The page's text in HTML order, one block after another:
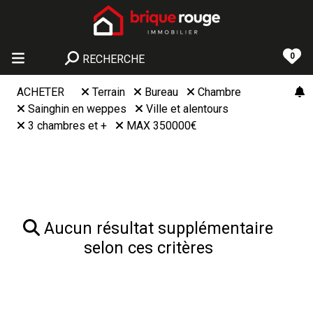
RECHERCHE 0
ACHETER Terrain Bureau
Chambre
Sainghin en weppes
Ville et alentours
3 chambres et +
MAX 350000€
Aucun résultat supplémentaire
selon ces critères